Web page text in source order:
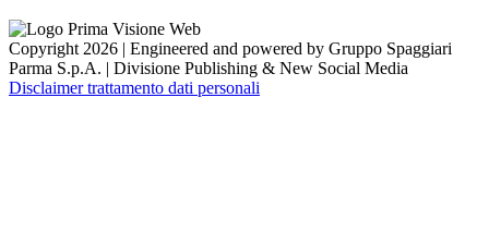
Copyright 2026 | Engineered and powered by Gruppo Spaggiari
Parma S.p.A. | Divisione Publishing & New Social Media
Disclaimer trattamento dati personali